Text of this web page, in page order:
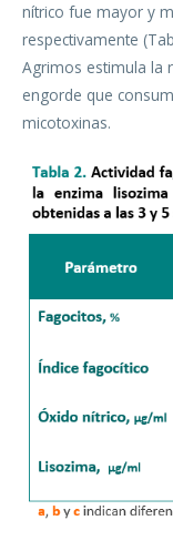
nítrico fue mayor y
respectivamente
Agrimos estimula la
engorde que
micotoxinas.